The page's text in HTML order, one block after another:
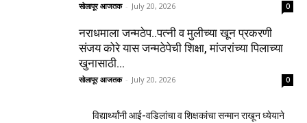
सोलापूर आजतक - July 20, 2026 0
नराधमाला जन्मठेप..पत्नी व मुलीच्या खून प्रकरणी
संजय कोरे यास जन्मठेपेची शिक्षा, मांजरांच्या पिलाच्या
खुनासाठी...
सोलापूर आजतक - July 20, 2026 0
विद्यार्थ्यांनी आई-वडिलांचा व शिक्षकांचा सन्मान राखून ध्येयाने